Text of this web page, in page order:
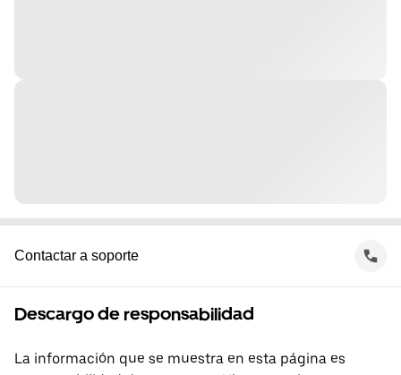
Contactar a soporte
Descargo de responsabilidad
La información que se muestra en esta página es